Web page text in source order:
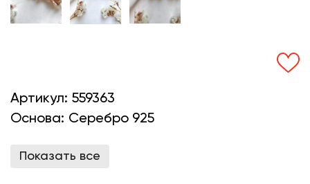
Артикул: 559363
Основа: Серебро 925
Показать все